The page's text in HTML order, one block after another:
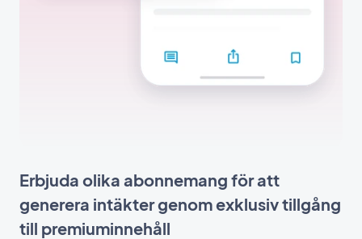
Erbjuda olika abonnemang för att
generera intäkter genom exklusiv tillgång
till premiuminnehåll